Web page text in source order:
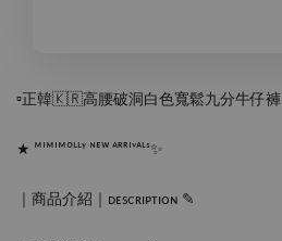
▫️正韓🇰🇷高腰破洞白色寬鬆九分牛仔褲
★ ᴹᴵᴹᴵᴹᴼᴸᴸᵞ ᴺᴱᵂ ᴬᴿᴿᴵᵛᴬᴸˢ✨
｜商品介紹｜ᴅᴇsᴄʀɪᴘᴛɪᴏɴ ✎